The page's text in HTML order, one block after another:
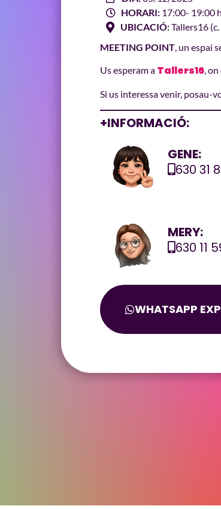
HORARI: 17:00- 19:00 h
UBICACIÓ:Tallers16
MEETING POINT, un espai
Us esperam a Tallers16,
Si us interessa venir, posau-
+INFORMACIÓ:
GENE:
630 31
MERY:
630 11
WHATSAPP